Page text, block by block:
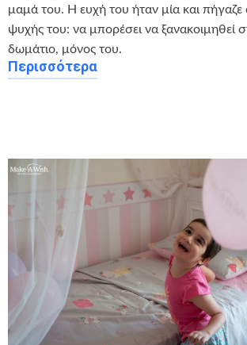
μαμά του. Η ευχή του ήταν μία και
ψυχής του: να μπορέσει να ξανακοιμηθεί
δωμάτιο, μόνος του.
Περισσότερα